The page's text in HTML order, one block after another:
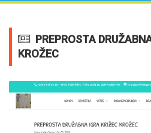
PREPROSTA
KROŽEC